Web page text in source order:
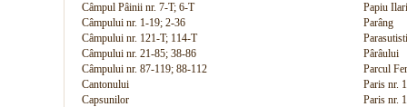
Câmpul Pâinii nr. 7-T; 6-T
Papiu
Câmpului nr. 1-19; 2-36
Parâng
Câmpului nr. 121-T; 114-T
Câmpului nr. 21-85; 38-86
Pârâului
Câmpului nr. 87-119; 88-112
Parcul
Cantonului
Paris nr.
Capsunilor
Paris nr.